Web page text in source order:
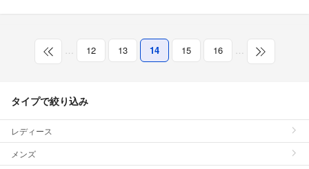
… 12 13 14 15 16 …
タイプで絞り込み
レディース
メンズ